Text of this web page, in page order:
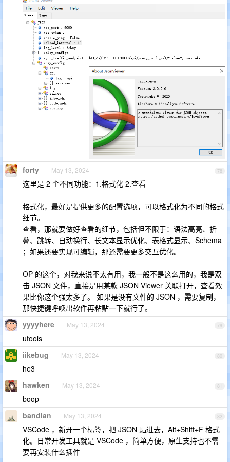
78
forty May 13, 2024
这里是 2 个不同功能：1.格式化 2.查看
格式化，最好是提供更多的配置选项，可以格式化为不同的格式
细节。
查看，那就要做好查看的细节，包括但不限于：语法高亮、折
叠、跳转、自动换行、长文本显示优化、表格式显示、Schema
；如果还要实现可编辑，那还需要更多交互优化。
OP 的这个，对我来说不太有用，我一般不是这么用的，我是双
击 JSON 文件，直接是用某款 JSON Viewer 关联打开，查看效
果比你这个强太多了。 如果是没有文件的 JSON ，需要复制，
那快捷键呼唤出软件再粘贴一下就行了。
79
yyyyhere May 13, 2024
utools
80
iikebug May 13, 2024
he3
81
hawken May 13, 2024
boop
82
bandian May 13, 2024
VSCode ，新开一个标签，把 JSON 贴进去，Alt+Shift+F 格式
化。日常开发工具就是 VSCode ，简单方便，原生支持也不需
要再安装什么插件